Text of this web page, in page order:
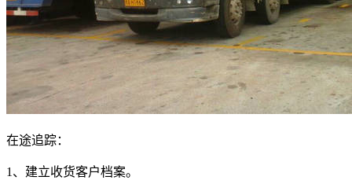
在途追踪：
1 、建立收货客户档案。